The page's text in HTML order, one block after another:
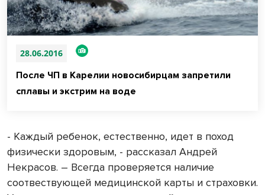
28.06.2016
После ЧП в Карелии новосибирцам запретили
сплавы и экстрим на воде
- Каждый ребенок, естественно, идет в поход
физически здоровым, - рассказал Андрей
Некрасов. – Всегда проверяется наличие
соотвествующей медицинской карты и страховки.